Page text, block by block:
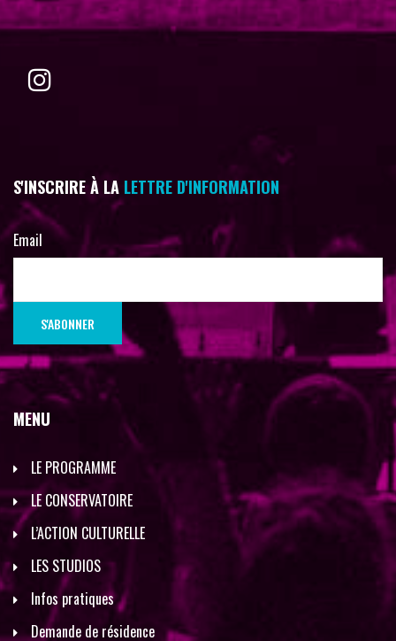
S'INSCRIRE À LA LETTRE D'INFORMATION
Email
MENU
LE PROGRAMME
LE CONSERVATOIRE
L’ACTION CULTURELLE
LES STUDIOS
Infos pratiques
Demande de résidence